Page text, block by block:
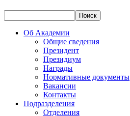
Об Академии
Общие сведения
Президент
Президиум
Награды
Нормативные документы
Вакансии
Контакты
Подразделения
Отделения